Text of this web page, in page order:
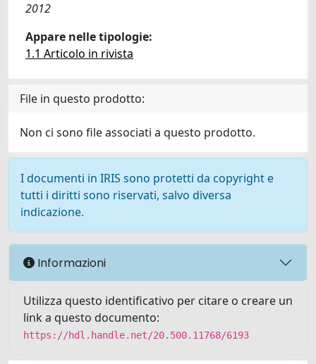
2012
Appare nelle tipologie:
1.1 Articolo in rivista
File in questo prodotto:
Non ci sono file associati a questo prodotto.
I documenti in IRIS sono protetti da copyright e
tutti i diritti sono riservati, salvo diversa
indicazione.
Informazioni
Utilizza questo identificativo per citare o creare un
link a questo documento:
https://hdl.handle.net/20.500.11768/6193